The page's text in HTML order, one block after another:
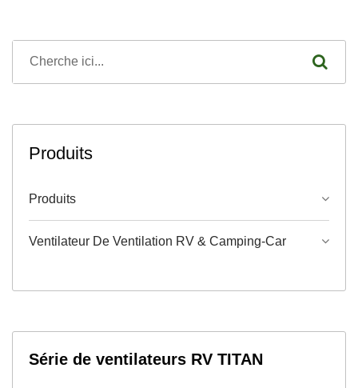
Produits
Produits
Ventilateur De Ventilation RV & Camping-Car
Série de ventilateurs RV TITAN